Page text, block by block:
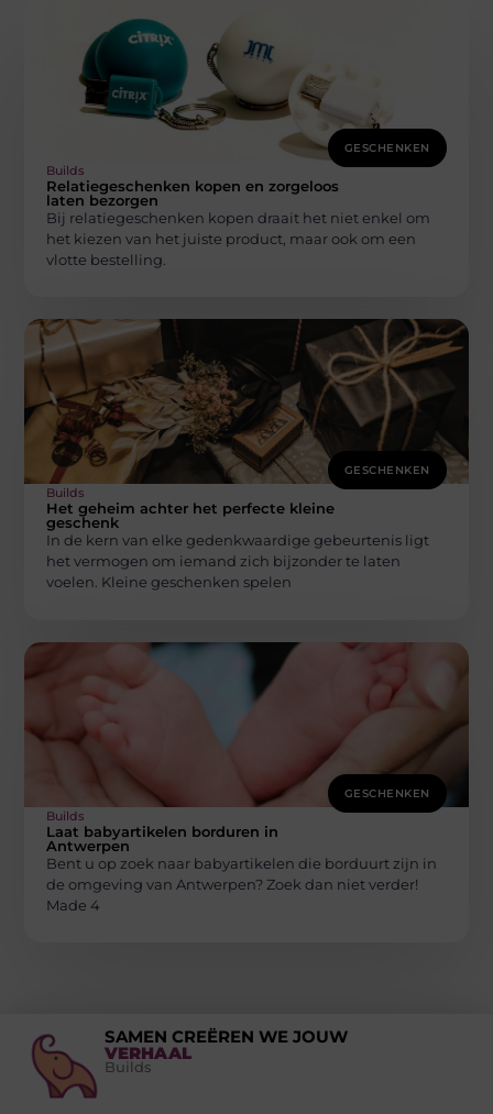
GESCHENKEN
Builds
Relatiegeschenken kopen en zorgeloos
laten bezorgen
Bij relatiegeschenken kopen draait het niet enkel om
het kiezen van het juiste product, maar ook om een
vlotte bestelling.
GESCHENKEN
Builds
Het geheim achter het perfecte kleine
geschenk
In de kern van elke gedenkwaardige gebeurtenis ligt
het vermogen om iemand zich bijzonder te laten
voelen. Kleine geschenken spelen
GESCHENKEN
Builds
Laat babyartikelen borduren in
Antwerpen
Bent u op zoek naar babyartikelen die borduurt zijn in
de omgeving van Antwerpen? Zoek dan niet verder!
Made 4
SAMEN CREËREN WE JOUW
VERHAAL
Builds